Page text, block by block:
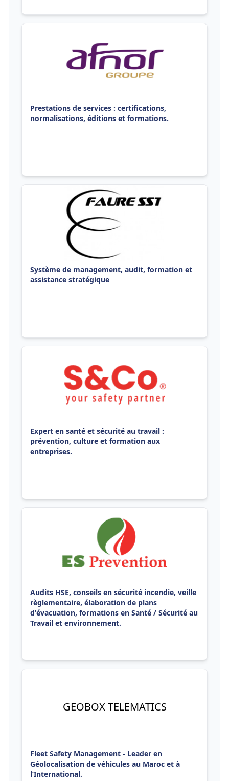
Prestations de services : certifications,
normalisations, éditions et formations.
Système de management, audit, formation et
assistance stratégique
Expert en santé et sécurité au travail :
prévention, culture et formation aux
entreprises.
Audits HSE, conseils en sécurité incendie, veille
règlementaire, élaboration de plans
d'évacuation, formations en Santé / Sécurité au
Travail et environnement.
GEOBOX TELEMATICS
Fleet Safety Management - Leader en
Géolocalisation de véhicules au Maroc et à
l’International.